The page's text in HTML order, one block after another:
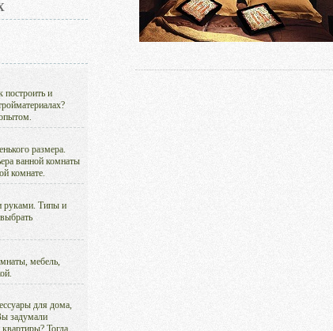
построить и
размера.
ванной комнаты
комнате.
руками. Типы и
мебель,
для дома,
задумали